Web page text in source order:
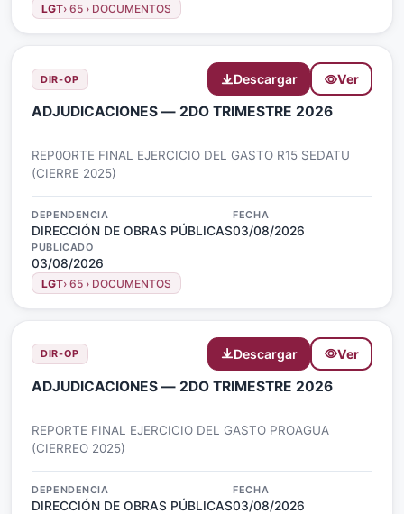
LGT› 65 › DOCUMENTOS
DIR-OP Descargar Ver
ADJUDICACIONES — 2DO TRIMESTRE 2026
REP0ORTE FINAL EJERCICIO DEL GASTO R15 SEDATU
(CIERRE 2025)
DEPENDENCIA
DIRECCIÓN DE OBRAS PÚBLICAS
FECHA
03/08/2026
PUBLICADO
03/08/2026
LGT› 65 › DOCUMENTOS
DIR-OP Descargar Ver
ADJUDICACIONES — 2DO TRIMESTRE 2026
REPORTE FINAL EJERCICIO DEL GASTO PROAGUA
(CIERREO 2025)
DEPENDENCIA
DIRECCIÓN DE OBRAS PÚBLICAS
FECHA
03/08/2026